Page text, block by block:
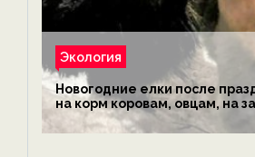
Экология
Новогодние елки после
на корм коровам, овцам, на
обезьянам, львам и
экологии на ECOportal